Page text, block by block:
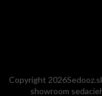
Copyright
showroom